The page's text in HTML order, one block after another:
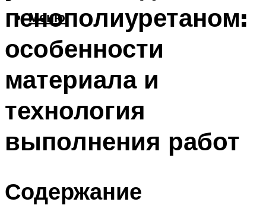
Меню
пенополиуретаном:
особенности
материала и
технология
выполнения работ
Содержание